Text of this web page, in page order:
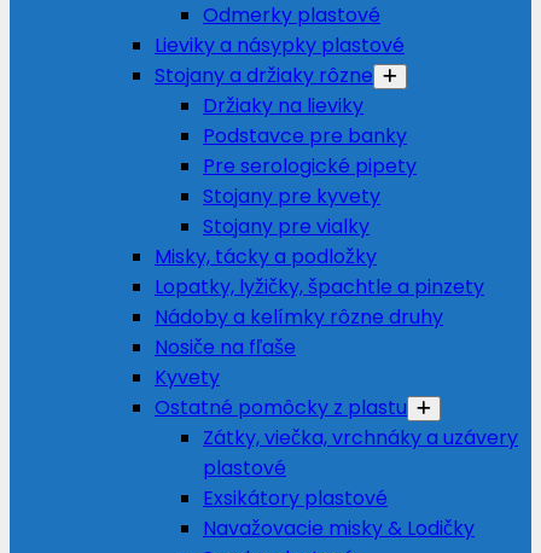
Odmerky plastové
Lieviky a násypky plastové
Stojany a držiaky rôzne
Držiaky na lieviky
Podstavce pre banky
Pre serologické pipety
Stojany pre kyvety
Stojany pre vialky
Misky, tácky a podložky
Lopatky, lyžičky, špachtle a pinzety
Nádoby a kelímky rôzne druhy
Nosiče na fľaše
Kyvety
Ostatné pomôcky z plastu
Zátky, viečka, vrchnáky a uzávery
plastové
Exsikátory plastové
Navažovacie misky & Lodičky